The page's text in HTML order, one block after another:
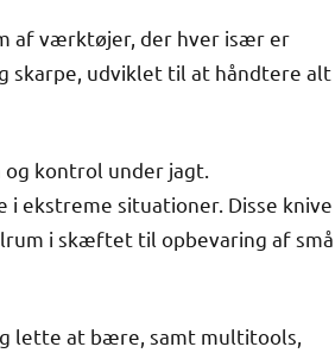
af værktøjer, der hver især er
skarpe, udviklet til at håndtere alt
kontrol under jagt.
ekstreme situationer. Disse knive
i skæftet til opbevaring af små
lette at bære, samt multitools,